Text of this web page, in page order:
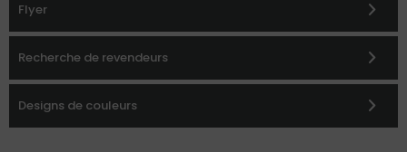
Recherche de revendeurs
Designs de couleurs
Flyer